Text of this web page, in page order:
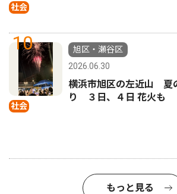
社会
10
社会
旭区・瀬谷区
2026.06.30
横浜市旭区の左近山 夏
り ３日、４日 花火も
もっと見る